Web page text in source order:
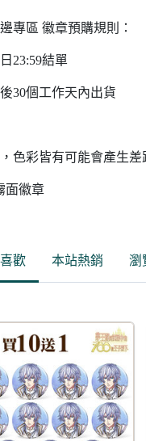
專區 徽章預購規則：
23:59結單
30個工作天內出貨
色彩皆有可能會產生
面徽章
歡 本站熱銷 瀏